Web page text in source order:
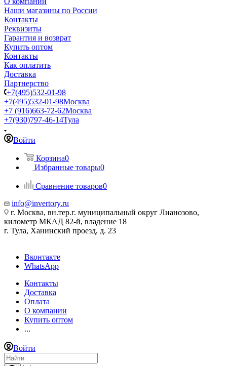
Наши магазины по России
Контакты
Реквизиты
Гарантия и возврат
Купить оптом
Контакты
Как оплатить
Доставка
Партнерство
+7(495)532-01-98
+7(495)532-01-98Москва
+7 (916)663-72-62Москва
+7(930)797-46-14Тула
Войти
Корзина0
Избранные товары0
Сравнение товаров0
info@invertory.ru
г. Москва, вн.тер.г. муниципальный округ Лианозово,
километр МКАД 82-й, владение 18
г. Тула, Ханинский проезд, д. 23
Вконтакте
WhatsApp
Контакты
Доставка
Оплата
О компании
Купить оптом
...
Войти